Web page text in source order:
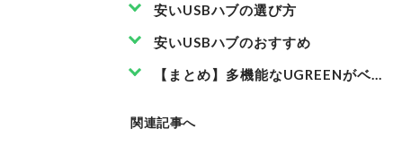
安いUSBハブの選び方
安いUSBハブのおすすめ
【まとめ】多機能なUGREENがベス
関連記事へ